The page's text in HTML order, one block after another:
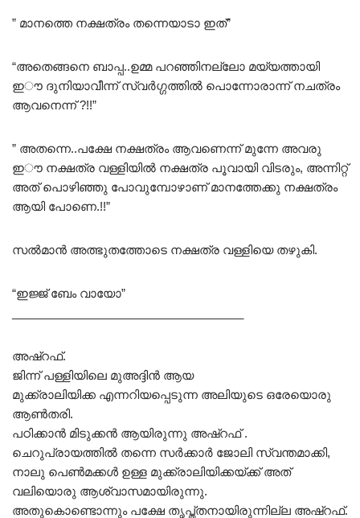
” മാനത്തെ നക്ഷത്രം തന്നെയാടാ ഇത്”
“അതെങ്ങനെ ബാപ്പ..ഉമ്മ പറഞ്ഞിനല്ലോ മയ്യത്തായി
ഇൗ ദുനിയാവീന്ന് സ്വർഗ്ഗത്തിൽ പൊന്നോരാന്ന്‌ നചത്രം
ആവനെന്ന് ?!!”
” അതന്നെ..പക്ഷേ നക്ഷത്രം ആവണെന്ന് മുന്നേ അവരു
ഇൗ നക്ഷത്ര വള്ളിയിൽ നക്ഷത്ര പൂവായി വിടരും, അന്നിറ്റ്
അത് പൊഴിഞ്ഞു പോവുമ്പോഴാണ് മാനത്തേക്കു നക്ഷത്രം
ആയി പോണെ.!!”
സൽമാൻ അത്ഭുതത്തോടെ നക്ഷത്ര വള്ളിയെ തഴുകി.
“ഇജ്ജ് ബേം വായോ”
അഷ്റഫ്.
ജിന്ന് പള്ളിയിലെ മുഅദ്ദിൻ ആയ
മുക്ക്രാലിയിക്ക എന്നറിയപ്പെടുന്ന അലിയുടെ ഒരേയൊരു
ആൺതരി.
പഠിക്കാൻ മിടുക്കൻ ആയിരുന്നു അഷ്റഫ് .
ചെറുപ്രായത്തിൽ തന്നെ സർക്കാർ ജോലി സ്വന്തമാക്കി,
നാലു പെൺമക്കൾ ഉള്ള മുക്ക്രാലിയിക്കയ്ക്ക്‌ അത്
വലിയൊരു ആശ്വാസമായിരുന്നു.
അതുകൊണ്ടൊന്നും പക്ഷേ തൃപ്ത്തനായിരുന്നില്ല അഷ്റഫ്.